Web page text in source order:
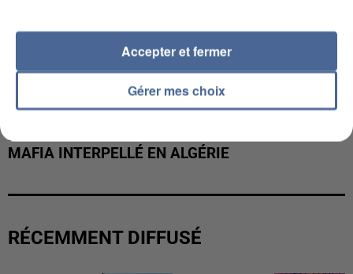
L’UN DES FONDATEURS SUPPOSÉS DE LA DZ
MAFIA INTERPELLÉ EN ALGÉRIE
RÉCEMMENT DIFFUSÉ
Gérer mes choix
Accepter et fermer